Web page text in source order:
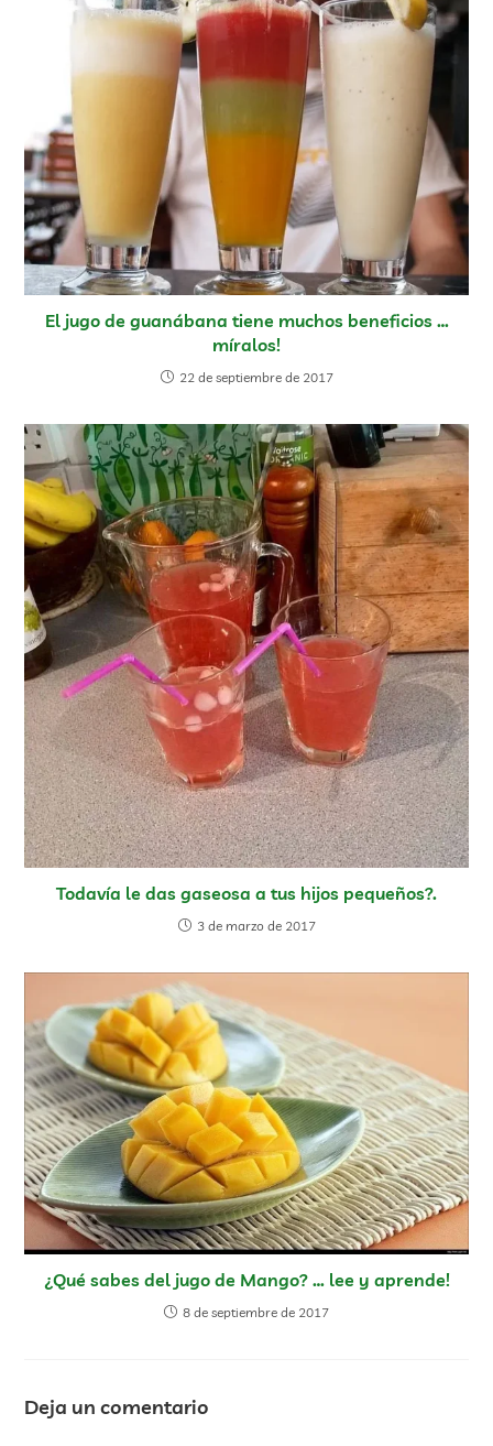
El jugo de guanábana tiene muchos beneficios …
míralos!
22 de septiembre de 2017
Todavía le das gaseosa a tus hijos pequeños?.
3 de marzo de 2017
¿Qué sabes del jugo de Mango? … lee y aprende!
8 de septiembre de 2017
Deja un comentario